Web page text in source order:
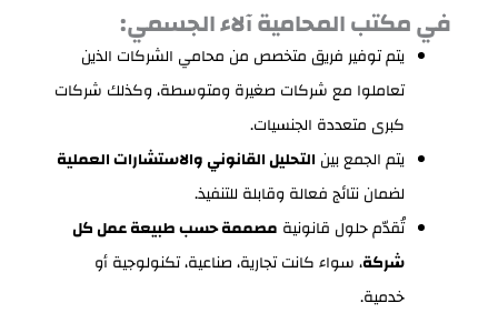
في مكتب المحامية آلاء الجسمي:
يتم توفير فريق متخصص من محامي الشركات الذين
تعاملوا مع شركات صغيرة ومتوسطة، وكذلك شركات
كبرى متعددة الجنسيات.
يتم الجمع بين التحليل القانوني والاستشارات العملية
لضمان نتائج فعالة وقابلة للتنفيذ.
تُقدّم حلول قانونية مصممة حسب طبيعة عمل كل
شركة، سواء كانت تجارية، صناعية، تكنولوجية أو
خدمية.